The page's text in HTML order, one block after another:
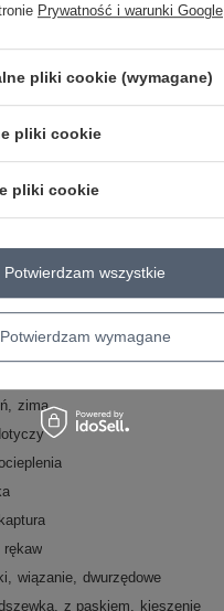
pomożemy.
547 740 Zadaj pytanie
5% elastan
wizytowe
zima
rękaw
wiązanie dwurzędowe
z paskiem kieszenie
Prywatność i warunki Google
pliki cookie (wymagane)
pliki cookie
pliki cookie
Potwierdzam wymagane
Potwierdzam wszystkie